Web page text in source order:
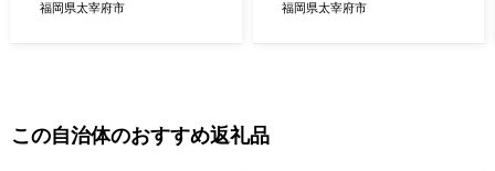
福岡県太宰府市 福岡県太宰府市
この自治体のおすすめ返礼品